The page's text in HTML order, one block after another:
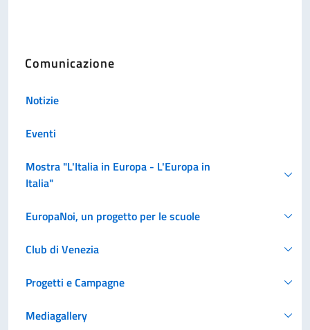
Comunicazione
Notizie
Eventi
Mostra "L'Italia in Europa - L'Europa in
Italia"
EuropaNoi, un progetto per le scuole
Club di Venezia
Progetti e Campagne
Mediagallery